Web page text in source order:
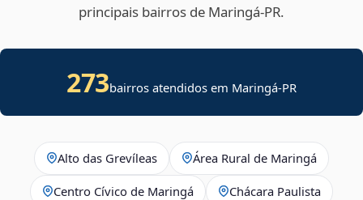
principais bairros de Maringá‑PR.
273bairros atendidos em Maringá-PR
Alto das Grevíleas Área Rural de Maringá
Centro Cívico de Maringá Chácara Paulista